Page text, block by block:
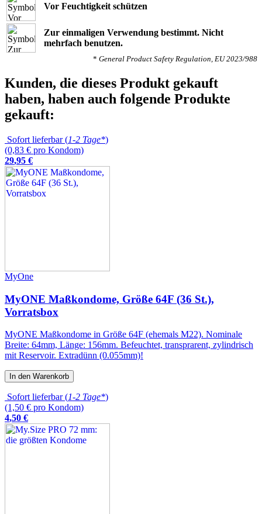
Vor Feuchtigkeit schützen
Zur einmaligen Verwendung bestimmt. Nicht
mehrfach benutzen.
* General Product Safety Regulation, EU 2023/988
Kunden, die dieses Produkt gekauft
haben, haben auch folgende Produkte
gekauft:
Sofort lieferbar (1-2 Tage*)
(0,83 € pro Kondom)
29,95 €
MyOne
MyONE Maßkondome, Größe 64F (36 St.),
Vorratsbox
MyONE Maßkondome in Größe 64F (ehemals M22). Nominale
Breite: 64mm, Länge: 156mm. Befeuchtet, transprarent, zylindrisch
mit Reservoir. Extradünn (0.055mm)!
In den Warenkorb
Sofort lieferbar (1-2 Tage*)
(1,50 € pro Kondom)
4,50 €